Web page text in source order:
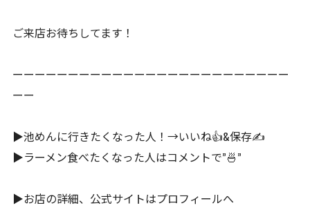
ご来店お待ちしてます！
ーーーーーーーーーーーーーーーーーーーーーーーーー
ーー
▶︎池めんに行きたくなった人！→いいね👍&保存✍️
▶︎ラーメン食べたくなった人はコメントで”🍜”
▶︎お店の詳細、公式サイトはプロフィールへ